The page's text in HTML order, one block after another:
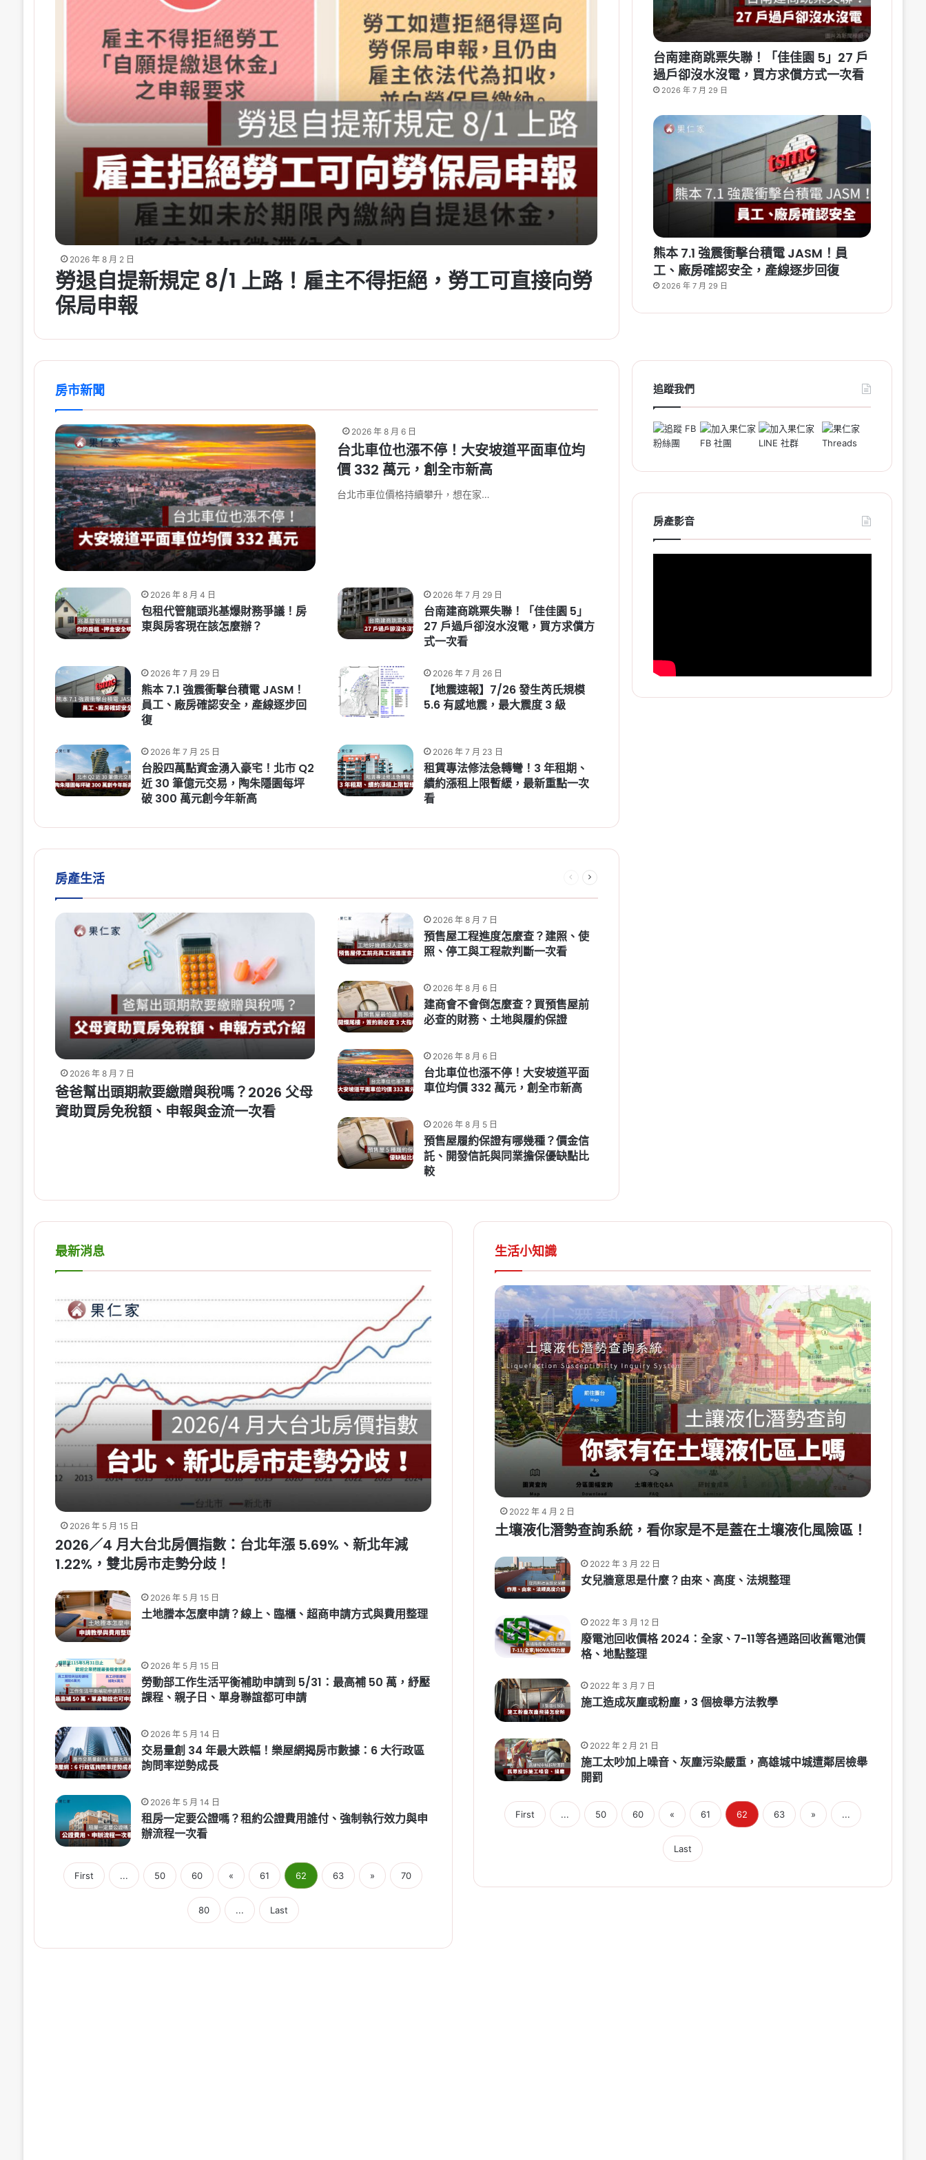
2026 年 8 月 2 日
勞退自提新規定 8/1 上路！雇主不得拒絕，勞工可直接向勞
保局申報
台南建商跳票失聯！「佳佳園 5」27 戶
過戶卻沒水沒電，買方求償方式一次看
2026 年 7 月 29 日
熊本 7.1 強震衝擊台積電 JASM！員
工、廠房確認安全，產線逐步回復
2026 年 7 月 29 日
房市新聞
2026 年 8 月 6 日
台北車位也漲不停！大安坡道平面車位均
價 332 萬元，創全市新高
台北市車位價格持續攀升，想在家…
2026 年 8 月 4 日
包租代管龍頭兆基爆財務爭議！房
東與房客現在該怎麼辦？
2026 年 7 月 29 日
台南建商跳票失聯！「佳佳園 5」
27 戶過戶卻沒水沒電，買方求償方
式一次看
2026 年 7 月 29 日
熊本 7.1 強震衝擊台積電 JASM！
員工、廠房確認安全，產線逐步回
復
2026 年 7 月 26 日
【地震速報】7/26 發生芮氏規模
5.6 有感地震，最大震度 3 級
2026 年 7 月 25 日
台股四萬點資金湧入豪宅！北市 Q2
近 30 筆億元交易，陶朱隱園每坪
破 300 萬元創今年新高
2026 年 7 月 23 日
租賃專法修法急轉彎！3 年租期、
續約漲租上限暫緩，最新重點一次
看
房產生活
Previous
Next
2026 年 8 月 7 日
爸爸幫出頭期款要繳贈與稅嗎？2026 父母
資助買房免稅額、申報與金流一次看
2026 年 8 月 7 日
預售屋工程進度怎麼查？建照、使
照、停工與工程款判斷一次看
2026 年 8 月 6 日
建商會不會倒怎麼查？買預售屋前
必查的財務、土地與履約保證
2026 年 8 月 6 日
台北車位也漲不停！大安坡道平面
車位均價 332 萬元，創全市新高
2026 年 8 月 5 日
預售屋履約保證有哪幾種？價金信
託、開發信託與同業擔保優缺點比
較
追蹤我們
房產影音
最新消息
2026 年 5 月 15 日
2026／4 月大台北房價指數：台北年漲 5.69%、新北年減
1.22%，雙北房市走勢分歧！
2026 年 5 月 15 日
土地謄本怎麼申請？線上、臨櫃、超商申請方式與費用整理
2026 年 5 月 15 日
勞動部工作生活平衡補助申請到 5/31：最高補 50 萬，紓壓
課程、親子日、單身聯誼都可申請
2026 年 5 月 14 日
交易量創 34 年最大跌幅！樂屋網揭房市數據：6 大行政區
詢問率逆勢成長
2026 年 5 月 14 日
租房一定要公證嗎？租約公證費用誰付、強制執行效力與申
辦流程一次看
First ... 50 60 « 61 62 63 » 70
80 ... Last
生活小知識
2022 年 4 月 2 日
土壤液化潛勢查詢系統，看你家是不是蓋在土壤液化風險區！
2022 年 3 月 22 日
女兒牆意思是什麼？由來、高度、法規整理
2022 年 3 月 12 日
廢電池回收價格 2024：全家、7-11等各通路回收舊電池價
格、地點整理
2022 年 3 月 7 日
施工造成灰塵或粉塵，3 個檢舉方法教學
2022 年 2 月 21 日
施工太吵加上噪音、灰塵污染嚴重，高雄城中城遭鄰居檢舉
開罰
First ... 50 60 « 61 62 63 » ...
Last